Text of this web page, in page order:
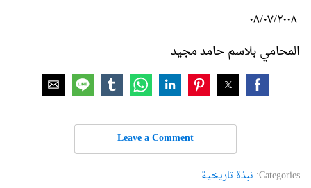
المحامي بلاسم حامد مجيد
Leave a Comment
Categories: نبذة تاريخية